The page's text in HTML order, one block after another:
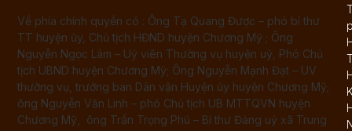
Về phía chính quyền có : Ông Tạ Quang Được – phó bí thư
TT huyện ủy, Chủ tịch HĐND huyện Chương Mỹ ; Ông
Nguyễn Ngọc Lâm – Uỷ viên Thường vụ huyện uỷ, Phó Chủ
tịch UBND huyện Chương Mỹ; Ông Nguyễn Mạnh Đạt – UV
thường vụ, trưởng ban Dân vận Huyện ủy huyện Chương Mỹ;
ông Nguyễn Văn Linh – phó Chủ tịch UB MTTQVN huyện
Chương Mỹ, ông Trần Trọng Phú – Bí thư Đảng uỷ xã Trung